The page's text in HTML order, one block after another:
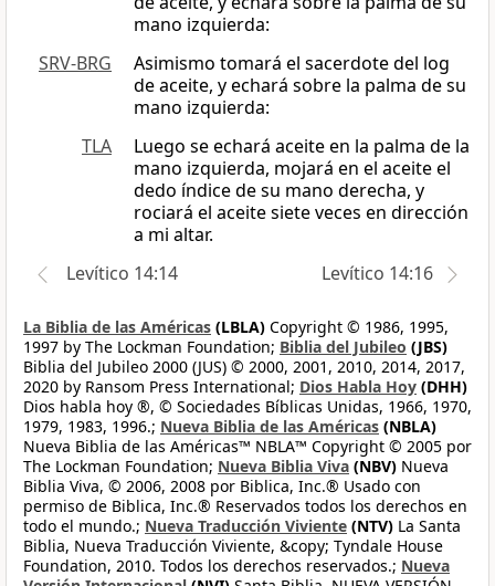
mano izquierda:
SRV-BRG
Asimismo tomará el sacerdote del log
de aceite, y echará sobre la palma de su
mano izquierda:
TLA
Luego se echará aceite en la palma de la
mano izquierda, mojará en el aceite el
dedo índice de su mano derecha, y
rociará el aceite siete veces en dirección
a mi altar.
Levítico 14:14
Levítico 14:16
La Biblia de las Américas (LBLA) Copyright © 1986, 1995,
1997 by The Lockman Foundation; Biblia del Jubileo (JBS)
Biblia del Jubileo 2000 (JUS) © 2000, 2001, 2010, 2014, 2017,
2020 by Ransom Press International; Dios Habla Hoy (DHH)
Dios habla hoy ®, © Sociedades Bíblicas Unidas, 1966, 1970,
1979, 1983, 1996.; Nueva Biblia de las Américas (NBLA)
Nueva Biblia de las Américas™ NBLA™ Copyright © 2005 por
The Lockman Foundation; Nueva Biblia Viva (NBV) Nueva
Biblia Viva, © 2006, 2008 por Biblica, Inc.® Usado con
permiso de Biblica, Inc.® Reservados todos los derechos en
todo el mundo.; Nueva Traducción Viviente (NTV) La Santa
Biblia, Nueva Traducción Viviente, &copy; Tyndale House
Foundation, 2010. Todos los derechos reservados.; Nueva